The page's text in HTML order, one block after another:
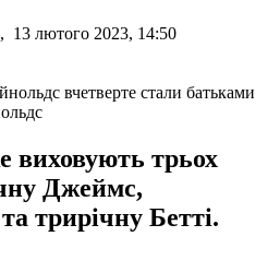
, 13 лютого 2023, 14:50
виховують трьох
Джеймс,
трирічну Бетті.